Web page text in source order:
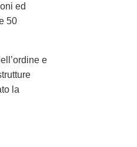
ed
50
e
la